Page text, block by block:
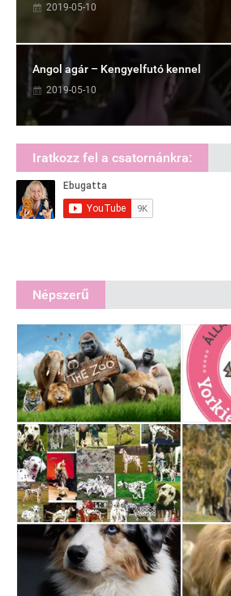
2019-05-10
Angol agár – Kengyelfutó kennel
2019-05-10
Iratkozz fel a csatornánkra:
Népszerű